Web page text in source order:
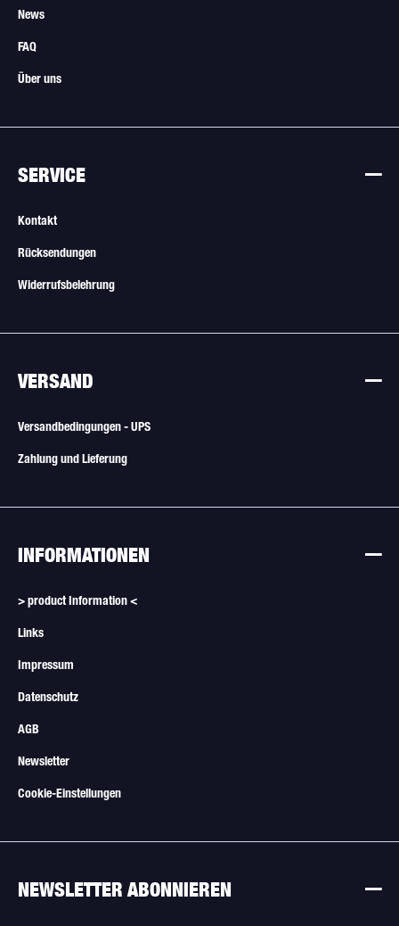
News
FAQ
Über uns
SERVICE
Kontakt
Rücksendungen
Widerrufsbelehrung
VERSAND
Versandbedingungen - UPS
Zahlung und Lieferung
INFORMATIONEN
> product Information <
Links
Impressum
Datenschutz
AGB
Newsletter
Cookie-Einstellungen
NEWSLETTER ABONNIEREN